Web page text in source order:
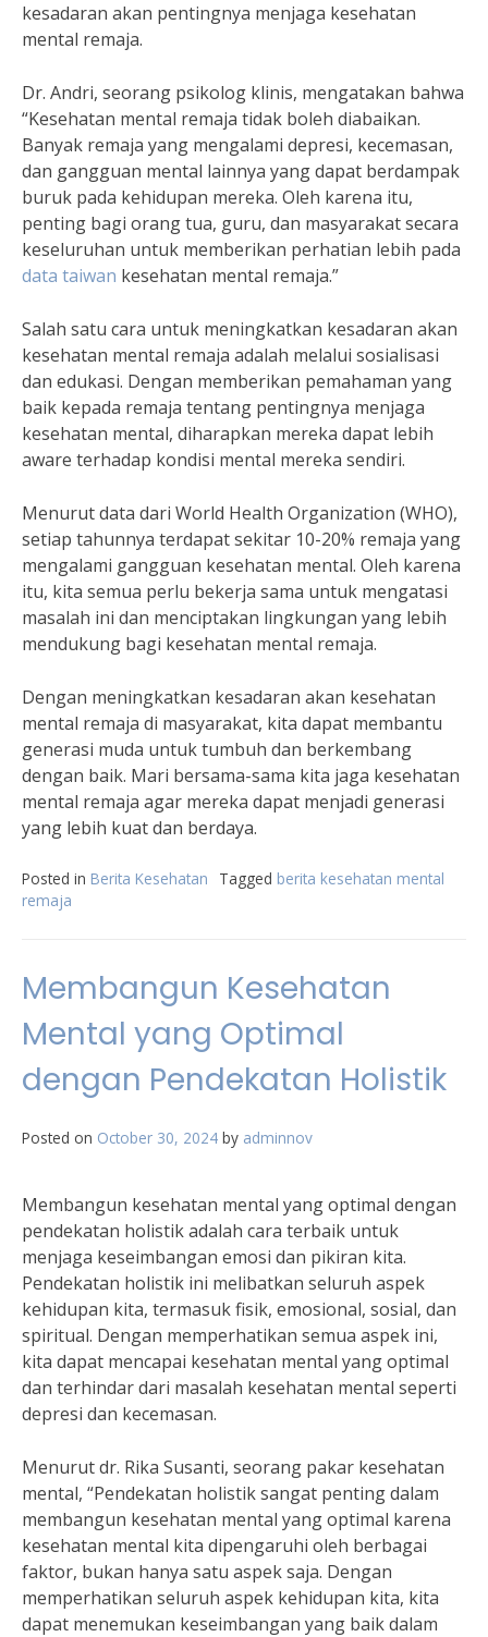
kesadaran akan pentingnya menjaga kesehatan
mental remaja.
Dr. Andri, seorang psikolog klinis, mengatakan bahwa
“Kesehatan mental remaja tidak boleh diabaikan.
Banyak remaja yang mengalami depresi, kecemasan,
dan gangguan mental lainnya yang dapat berdampak
buruk pada kehidupan mereka. Oleh karena itu,
penting bagi orang tua, guru, dan masyarakat secara
keseluruhan untuk memberikan perhatian lebih pada
data taiwan kesehatan mental remaja.”
Salah satu cara untuk meningkatkan kesadaran akan
kesehatan mental remaja adalah melalui sosialisasi
dan edukasi. Dengan memberikan pemahaman yang
baik kepada remaja tentang pentingnya menjaga
kesehatan mental, diharapkan mereka dapat lebih
aware terhadap kondisi mental mereka sendiri.
Menurut data dari World Health Organization (WHO),
setiap tahunnya terdapat sekitar 10-20% remaja yang
mengalami gangguan kesehatan mental. Oleh karena
itu, kita semua perlu bekerja sama untuk mengatasi
masalah ini dan menciptakan lingkungan yang lebih
mendukung bagi kesehatan mental remaja.
Dengan meningkatkan kesadaran akan kesehatan
mental remaja di masyarakat, kita dapat membantu
generasi muda untuk tumbuh dan berkembang
dengan baik. Mari bersama-sama kita jaga kesehatan
mental remaja agar mereka dapat menjadi generasi
yang lebih kuat dan berdaya.
Posted in Berita Kesehatan Tagged berita kesehatan mental
remaja
Membangun Kesehatan
Mental yang Optimal
dengan Pendekatan Holistik
Posted on October 30, 2024 by adminnov
Membangun kesehatan mental yang optimal dengan
pendekatan holistik adalah cara terbaik untuk
menjaga keseimbangan emosi dan pikiran kita.
Pendekatan holistik ini melibatkan seluruh aspek
kehidupan kita, termasuk fisik, emosional, sosial, dan
spiritual. Dengan memperhatikan semua aspek ini,
kita dapat mencapai kesehatan mental yang optimal
dan terhindar dari masalah kesehatan mental seperti
depresi dan kecemasan.
Menurut dr. Rika Susanti, seorang pakar kesehatan
mental, “Pendekatan holistik sangat penting dalam
membangun kesehatan mental yang optimal karena
kesehatan mental kita dipengaruhi oleh berbagai
faktor, bukan hanya satu aspek saja. Dengan
memperhatikan seluruh aspek kehidupan kita, kita
dapat menemukan keseimbangan yang baik dalam